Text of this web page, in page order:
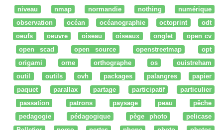
niveau
nmap normandie nothing
numérique
observation
océan océanographie octoprint
odt
oeufs
oeuvre oiseau oiseaux onglet
open cv
open scad
open source openstreetmap
opt
origami
orne orthographe os
ouistreham
outil
outils ovh packages palangres
papier
paquet
parallax partage participatif
particulier
passation
patrons paysage peau
pêche
pedagogie
pédagogique pège photo
pelicase